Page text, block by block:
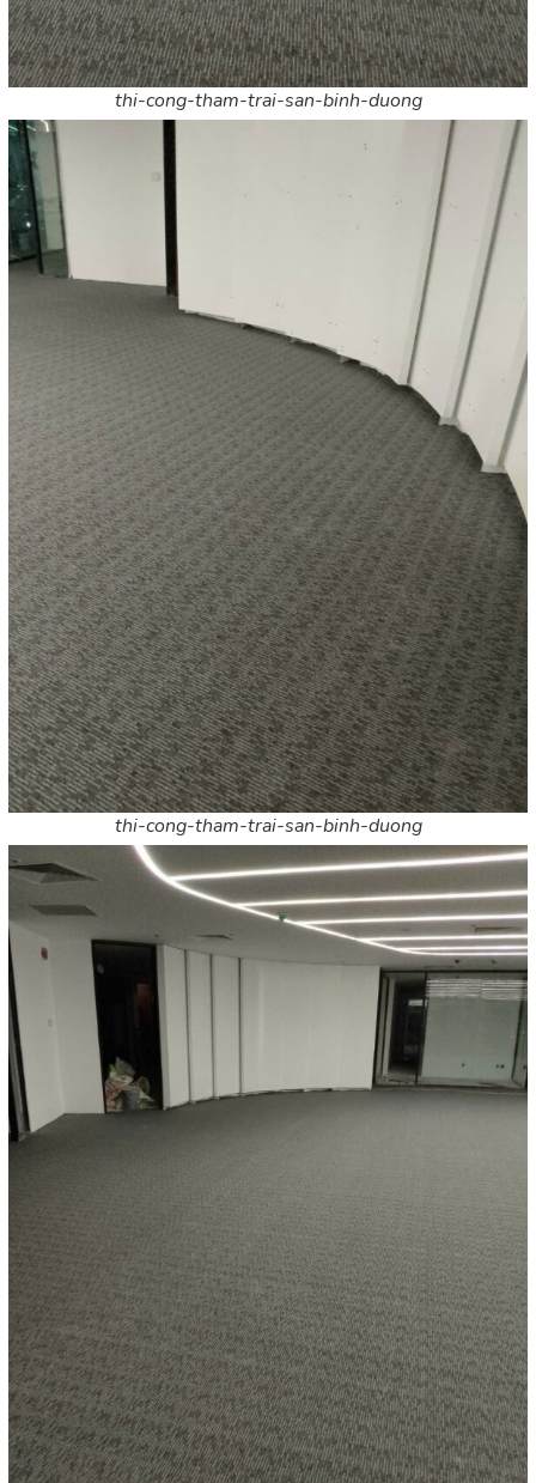
thi-cong-tham-trai-san-binh-duong
thi-cong-tham-trai-san-binh-duong